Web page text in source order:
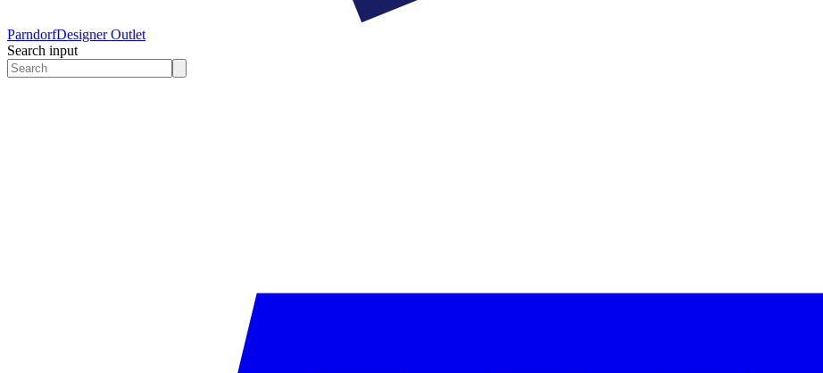
ParndorfDesigner Outlet
Search input